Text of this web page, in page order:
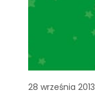
28 września 2013